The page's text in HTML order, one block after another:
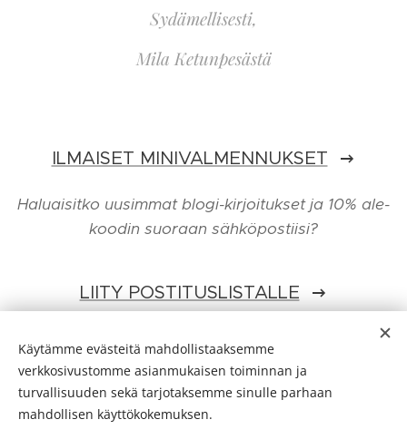
Sydämellisesti,
Mila Ketunpesästä
ILMAISET MINIVALMENNUKSET
Haluaisitko uusimmat blogi-kirjoitukset ja 10% ale-
koodin suoraan sähköpostiisi?
LIITY POSTITUSLISTALLE
Share
Käytämme evästeitä mahdollistaaksemme
verkkosivustomme asianmukaisen toiminnan ja
turvallisuuden sekä tarjotaksemme sinulle parhaan
mahdollisen käyttökokemuksen.